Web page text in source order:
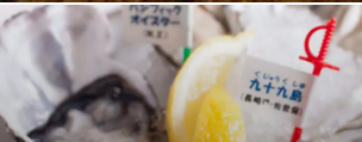
小田急小田原線下北沢駅 徒歩2分
東京都世田谷区北沢2-24-9 野中ビル2F
広島県産のカキを産地直送で仕入れました！
蠣をカキフライに!!! 是非、御賞味ください!!!
かつ良